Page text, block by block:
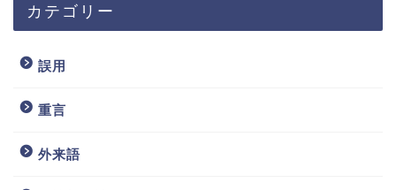
カテゴリー
誤用
重言
外来語